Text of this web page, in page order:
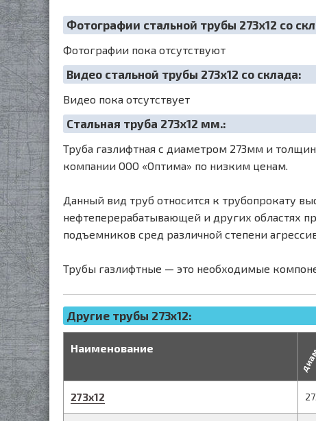
Фотографии стальной трубы 273х12 со
Фотографии пока отсутствуют
Видео стальной трубы 273х12 со склада:
Видео пока отсутствует
Cтальная труба 273х12 мм.:
Труба газлифтная с диаметром 273мм и
компании ООО «Оптима» по низким ценам.
Данный вид труб относится к трубопрокату
нефтеперерабатывающей и других областях
подъемников сред различной степени
Трубы газлифтные — это необходимые
Другие трубы 273x12:
Наименование
273х12